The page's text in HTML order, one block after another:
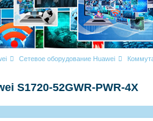
Сетевое оборудование Huawei
S1720-52GWR-PWR-4X